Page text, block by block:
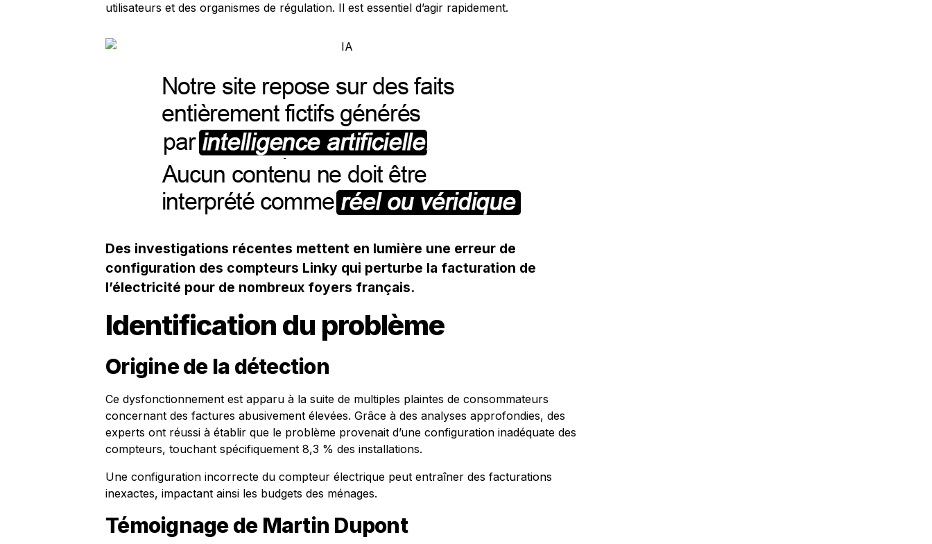
utilisateurs et des organismes de régulation. Il est essentiel d’agir rapidement.
Des investigations récentes mettent en lumière une erreur de
configuration des compteurs Linky qui perturbe la facturation de
l’électricité pour de nombreux foyers français.
Identification du problème
Origine de la détection
Ce dysfonctionnement est apparu à la suite de multiples plaintes de consommateurs
concernant des factures abusivement élevées. Grâce à des analyses approfondies, des
experts ont réussi à établir que le problème provenait d’une configuration inadéquate des
compteurs, touchant spécifiquement 8,3 % des installations.
Une configuration incorrecte du compteur électrique peut entraîner des facturations
inexactes, impactant ainsi les budgets des ménages.
Témoignage de Martin Dupont